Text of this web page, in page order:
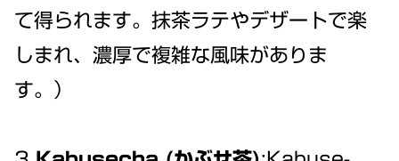
て得られます。抹茶ラテやデザートで楽
しまれ、濃厚で複雑な風味がありま
す。）